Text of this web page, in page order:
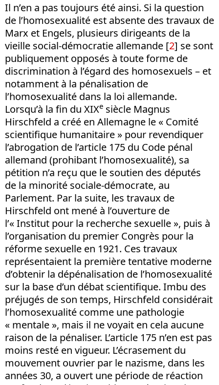
Il n’en a pas toujours été ainsi. Si la question
de l’homosexualité est absente des travaux de
Marx et Engels, plusieurs dirigeants de la
vieille social-démocratie allemande [2] se sont
publiquement opposés à toute forme de
discrimination à l’égard des homosexuels – et
notamment à la pénalisation de
l’homosexualité dans la loi allemande.
Lorsqu’à la fin du XIXe siècle Magnus
Hirschfeld a créé en Allemagne le « Comité
scientifique humanitaire » pour revendiquer
l’abrogation de l’article 175 du Code pénal
allemand (prohibant l’homosexualité), sa
pétition n’a reçu que le soutien des députés
de la minorité sociale-démocrate, au
Parlement. Par la suite, les travaux de
Hirschfeld ont mené à l’ouverture de
l’« Institut pour la recherche sexuelle », puis à
l’organisation du premier Congrès pour la
réforme sexuelle en 1921. Ces travaux
représentaient la première tentative moderne
d’obtenir la dépénalisation de l’homosexualité
sur la base d’un débat scientifique. Imbu des
préjugés de son temps, Hirschfeld considérait
l’homosexualité comme une pathologie
« mentale », mais il ne voyait en cela aucune
raison de la pénaliser. L’article 175 n’en est pas
moins resté en vigueur. L’écrasement du
mouvement ouvrier par le nazisme, dans les
années 30, a ouvert une période de réaction